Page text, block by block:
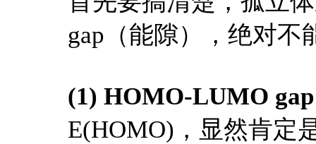
gap（能隙），绝对不
(1) HOMO-LUMO gap
E(HOMO)，显然肯定